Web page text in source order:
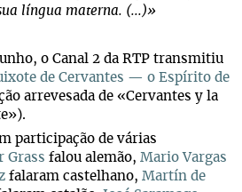
língua materna. (...)»
o Canal 2 da RTP transmitiu
de Cervantes — o Espírito de
arrevesada de «Cervantes y la
participação de várias
Grass falou alemão, Mario Vargas
falaram castelhano, Martín de